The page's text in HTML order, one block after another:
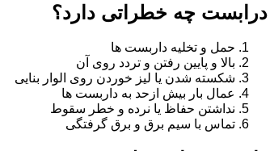
درابست چه خطراتی دارد؟
حمل و تخلیه داربست ها
بالا و پایین رفتن و تردد روی آن
شکسته شدن یا لیز خوردن روی الوار بنایی
عمال بار بیش ازحد به داربست ها
نداشتن حفاظ یا نرده و خطر سقوط
تماس با سیم برق و برق گرفتگی